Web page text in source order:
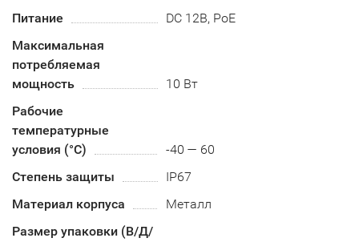
Питание
DC 12В, PoE
Максимальная
потребляемая
мощность
10 Вт
Рабочие
температурные
условия (°С)
-40 — 60
Степень защиты
IP67
Материал корпуса
Металл
Размер упаковки (В/Д/